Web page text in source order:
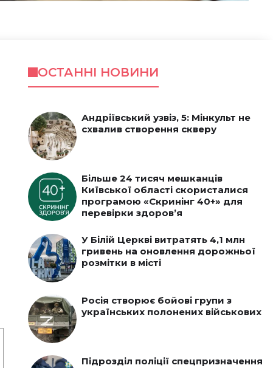
ОСТАННІ НОВИНИ
Андріївський узвіз, 5: Мінкульт не
схвалив створення скверу
Більше 24 тисяч мешканців
Київської області скористалися
програмою «Скринінг 40+» для
перевірки здоров’я
У Білій Церкві витратять 4,1 млн
гривень на оновлення дорожньої
розмітки в місті
Росія створює бойові групи з
українських полонених військових
Підрозділ поліції спецпризначення